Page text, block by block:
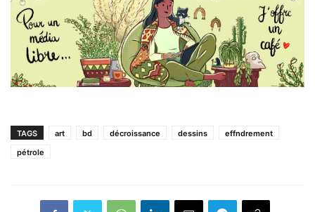
TAGS art bd décroissance dessins
effndrement
pétrole